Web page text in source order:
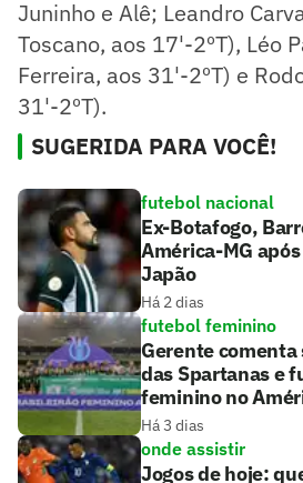
Juninho e Alê; Leandro
Toscano, aos 17'-2ºT), Léo
Ferreira, aos 31'-2ºT) e
31'-2ºT).
SUGERIDA PARA VOCÊ!
futebol nacional
Ex-Botafogo,
América-MG
Japão
Há 2 dias
futebol feminino
Gerente comenta
das Spartanas e
feminino no
Há 3 dias
onde assistir
Jogos de hoje: